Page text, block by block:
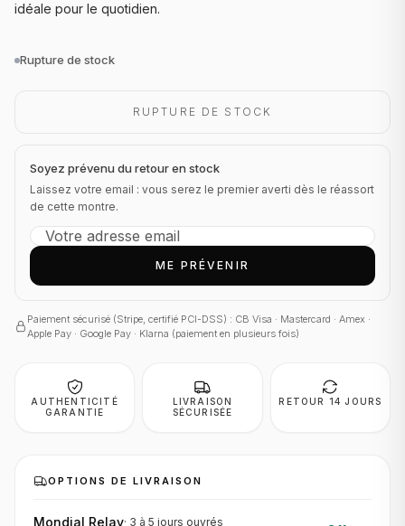
idéale pour le quotidien.
Rupture de stock
RUPTURE DE STOCK
Soyez prévenu du retour en stock
Laissez votre email : vous serez le premier averti dès le réassort
de cette montre.
ME PRÉVENIR
Paiement sécurisé (Stripe, certifié PCI-DSS) : CB Visa · Mastercard · Amex ·
Apple Pay · Google Pay · Klarna (paiement en plusieurs fois)
AUTHENTICITÉ
GARANTIE
LIVRAISON
SÉCURISÉE
RETOUR 14 JOURS
OPTIONS DE LIVRAISON
Mondial Relay· 3 à 5 jours ouvrés